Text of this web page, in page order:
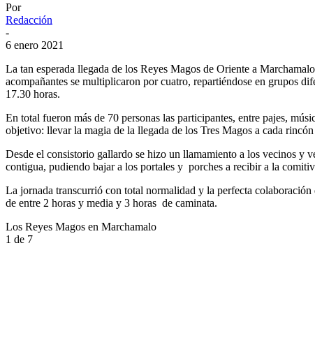
Por
Redacción
-
6 enero 2021
La tan esperada llegada de los Reyes Magos de Oriente a
acompañantes se multiplicaron por cuatro, repartiéndose en grupos
17.30 horas.
En total fueron más de 70 personas las participantes, entre pajes,
objetivo: llevar la magia de la llegada de los Tres Magos a cada
Desde el consistorio gallardo se hizo un llamamiento a los vecinos y
contigua, pudiendo bajar a los portales y porches a recibir a la
La jornada transcurrió con total normalidad y la perfecta
de entre 2 horas y media y 3 horas de caminata.
Los Reyes Magos en Marchamalo
1 de 7